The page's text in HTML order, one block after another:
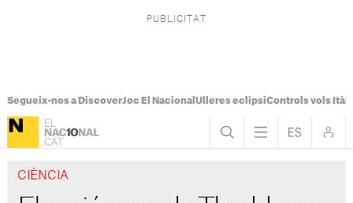
Segueix-nos a DiscoverJoc El Nacional Ulleres eclipsiControls vols
CIÈNCIA